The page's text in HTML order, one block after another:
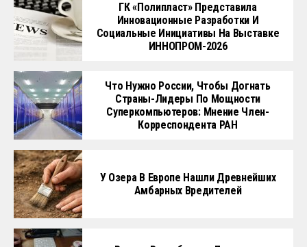
ГК «Полипласт» Представила
Инновационные Разработки И
Социальные Инициативы На Выставке
ИННОПРОМ-2026
Что Нужно России, Чтобы Догнать
Страны-Лидеры По Мощности
Суперкомпьютеров: Мнение Член-
Корреспондента РАН
У Озера В Европе Нашли Древнейших
Амбарных Вредителей